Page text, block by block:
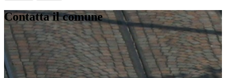
Contatta il comune